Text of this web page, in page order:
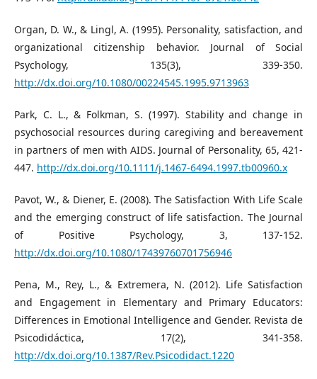
Organ, D. W., & Lingl, A. (1995). Personality, satisfaction, and
organizational citizenship behavior. Journal of Social
Psychology, 135(3), 339-350.
http://dx.doi.org/10.1080/00224545.1995.9713963
Park, C. L., & Folkman, S. (1997). Stability and change in
psychosocial resources during caregiving and bereavement
in partners of men with AIDS. Journal of Personality, 65, 421-
447. http://dx.doi.org/10.1111/j.1467-6494.1997.tb00960.x
Pavot, W., & Diener, E. (2008). The Satisfaction With Life Scale
and the emerging construct of life satisfaction. The Journal
of Positive Psychology, 3, 137-152.
http://dx.doi.org/10.1080/17439760701756946
Pena, M., Rey, L., & Extremera, N. (2012). Life Satisfaction
and Engagement in Elementary and Primary Educators:
Differences in Emotional Intelligence and Gender. Revista de
Psicodidáctica, 17(2), 341-358.
http://dx.doi.org/10.1387/Rev.Psicodidact.1220